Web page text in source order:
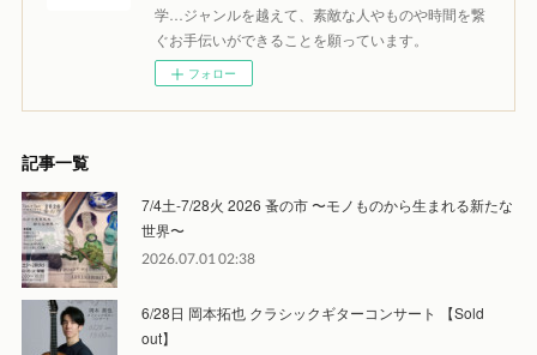
学…ジャンルを越えて、素敵な人やものや時間を繋
ぐお手伝いができることを願っています。
フォロー
記事一覧
7/4土-7/28火 2026 蚤の市 〜モノものから生まれる新たな
世界〜
2026.07.01 02:38
6/28日 岡本拓也 クラシックギターコンサート 【Sold
out】